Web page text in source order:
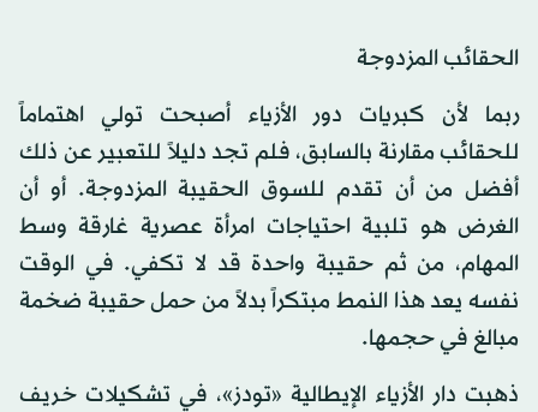
الحقائب المزدوجة
ربما لأن كبريات دور الأزياء أصبحت تولي اهتماماً
للحقائب مقارنة بالسابق، فلم تجد دليلاً للتعبير عن ذلك
أفضل من أن تقدم للسوق الحقيبة المزدوجة. أو أن
الغرض هو تلبية احتياجات امرأة عصرية غارقة وسط
المهام، من ثم حقيبة واحدة قد لا تكفي. في الوقت
نفسه يعد هذا النمط مبتكراً بدلاً من حمل حقيبة ضخمة
مبالغ في حجمها.
ذهبت دار الأزياء الإيطالية «تودز»، في تشكيلات خريف